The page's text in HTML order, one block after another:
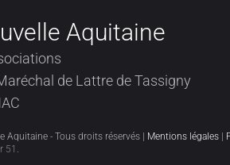
Aquitaine
de Lattre de Tassigny
Aquitaine - Tous droits réservés | Mentions légales
51 .